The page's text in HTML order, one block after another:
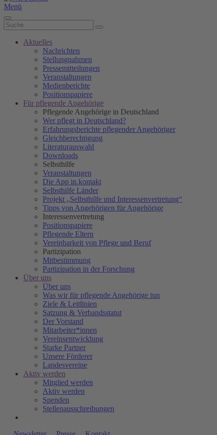
Menü
Aktuelles
Nachrichten
Stellungnahmen
Pressemitteilungen
Veranstaltungen
Medienberichte
Positionspapiere
Für pflegende Angehörige
Pflegende Angehörige in Deutschland
Wer pflegt in Deutschland?
Erfahrungsberichte pflegender Angehöriger
Gleichberechtigung
Literaturauswahl
Downloads
Selbsthilfe
Veranstaltungen
Die App in.kontakt
Selbsthilfe Länder
Projekt „Selbsthilfe und Interessenvertretung“
Tipps von Angehörigen für Angehörige
Interessenvertretung
Positionspapiere
Pflegende Eltern
Vereinbarkeit von Pflege und Beruf
Partizipation
Mitbestimmung
Partizipation in der Forschung
Über uns
Über uns
Was wir für pflegende Angehörige tun
Ziele & Leitlinien
Satzung & Verbandsstatut
Der Vorstand
Mitarbeiter*innen
Vereinsentwicklung
Starke Partner
Unsere Förderer
Landesvereine
Aktiv werden
Mitglied werden
Aktiv werden
Spenden
Stellenausschreibungen